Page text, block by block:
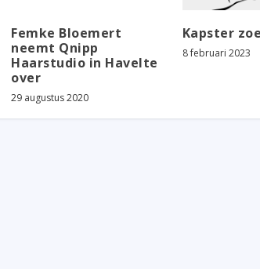
Femke Bloemert
neemt Qnipp
Haarstudio in Havelte
over
29 augustus 2020
Kapster
8 februari 2023